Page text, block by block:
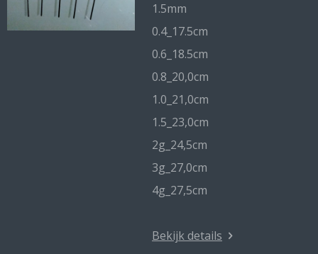
1.5mm
0.4_17.5cm
0.6_18.5cm
0.8_20,0cm
1.0_21,0cm
1.5_23,0cm
2g_24,5cm
3g_27,0cm
4g_27,5cm
Bekijk details